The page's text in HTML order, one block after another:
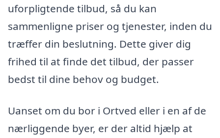
uforpligtende tilbud, så du kan
sammenligne priser og tjenester, inden du
træffer din beslutning. Dette giver dig
frihed til at finde det tilbud, der passer
bedst til dine behov og budget.
Uanset om du bor i Ortved eller i en af de
nærliggende byer, er der altid hjælp at